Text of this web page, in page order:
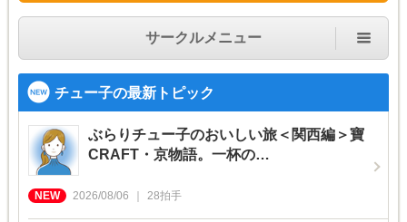
サークルメニュー
チュー子の最新トピック
ぶらりチュー子のおいしい旅＜関西編＞寶
CRAFT・京物語。一杯の…
2026/08/06 28拍手